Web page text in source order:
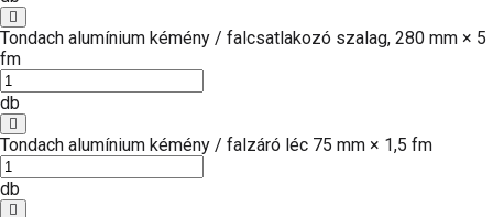
Tondach alumínium kémény / falcsatlakozó szalag, 280 mm × 5
fm
db
Tondach alumínium kémény / falzáró léc 75 mm × 1,5 fm
db